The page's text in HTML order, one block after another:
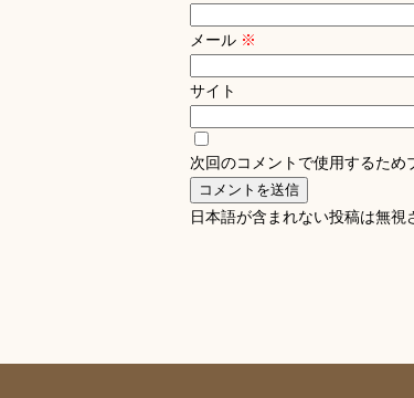
メール ※
サイト
次回のコメントで使用するため
日本語が含まれない投稿は無視